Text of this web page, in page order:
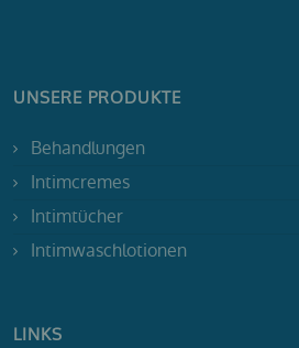
UNSERE PRODUKTE
Behandlungen
Intimcremes
Intimtücher
Intimwaschlotionen
LINKS